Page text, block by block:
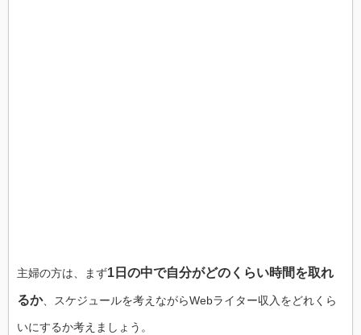
主婦の方は、まず1日の中で自分がどのくらい時間を取れ
るか、スケジュールを考えながらWebライター収入をどれくら
いにするか考えましょう。